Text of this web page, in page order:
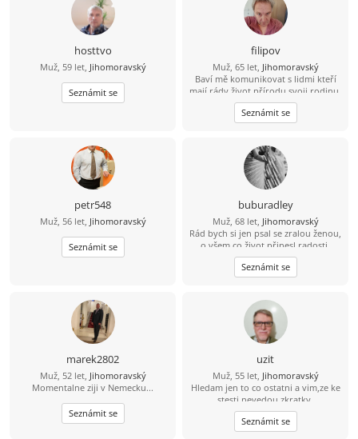
hosttvo
Muž, 59 let, Jihomoravský
Seznámit se
filipov
Muž, 65 let, Jihomoravský
Baví mě komunikovat s lidmi kteří
mají rády život přírodu svoji rodinu.
Mám rád činnost která potěší
pomůže....
Seznámit se
petr548
Muž, 56 let, Jihomoravský
Seznámit se
buburadley
Muž, 68 let, Jihomoravský
Rád bych si jen psal se zralou ženou,
o všem co život přinesl radosti,
zklamání - i o sexu a zkušenostech s
partnery, Touhách a tajných
nesplněných přáních - zatím však jen
Seznámit se
marek2802
Muž, 52 let, Jihomoravský
Momentalne ziji v Nemecku...
Seznámit se
uzit
Muž, 55 let, Jihomoravský
Hledam jen to co ostatni a vim,ze ke
stesti nevedou zkratky.
Seznámit se